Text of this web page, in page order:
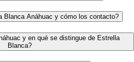
Blanca Anáhuac y cómo los contacto?
y en qué se distingue de Estrella
Blanca?